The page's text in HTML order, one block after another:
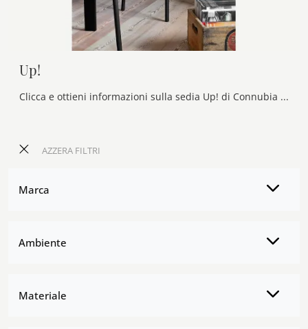
AZZERA FILTRI
Marca
Ambiente
Materiale
Up!
Clicca e ottieni informazioni sulla sedia Up! di Connubia in ecopelle: le più esclusive Sedie fisse moderne ti attendono.